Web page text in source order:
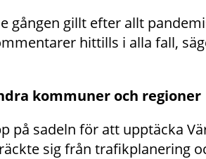
gången gillt efter allt
hittills i alla fall,
kommuner och regioner
på sadeln för att upptäcka
sig från trafikplanering